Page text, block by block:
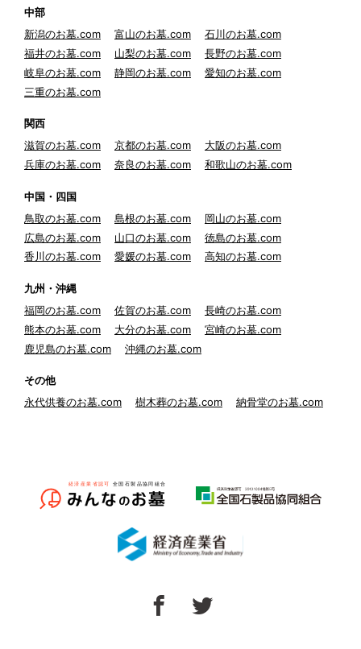
中部
新潟のお墓.com
富山のお墓.com
石川のお墓.com
福井のお墓.com
山梨のお墓.com
長野のお墓.com
岐阜のお墓.com
静岡のお墓.com
愛知のお墓.com
三重のお墓.com
関西
滋賀のお墓.com
京都のお墓.com
大阪のお墓.com
兵庫のお墓.com
奈良のお墓.com 和歌山のお墓.com
中国・四国
鳥取のお墓.com
島根のお墓.com
岡山のお墓.com
広島のお墓.com
山口のお墓.com
徳島のお墓.com
香川のお墓.com
愛媛のお墓.com 高知のお墓.com
九州・沖縄
福岡のお墓.com
佐賀のお墓.com
長崎のお墓.com
熊本のお墓.com
大分のお墓.com
宮崎のお墓.com
鹿児島のお墓.com
沖縄のお墓.com
その他
永代供養のお墓.com
樹木葬のお墓.com 納骨堂のお墓.com